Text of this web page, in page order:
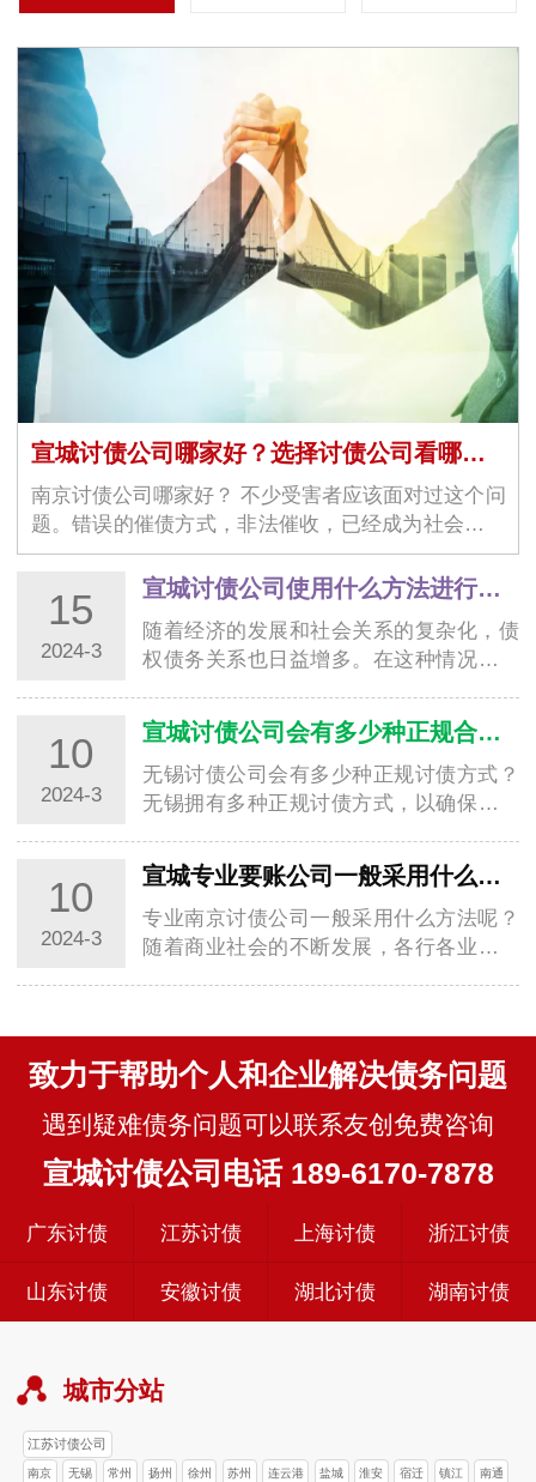
宣城讨债公司哪家好？选择讨债公司看哪几个方面？
南京讨债公司哪家好？ 不少受害者应该面对过这个问
题。错误的催债方式，非法催收，已经成为社会上一
大问题。当受害者觉得无…
15
2024-3
宣城讨债公司使用什么方法进行合法清收追账
随着经济的发展和社会关系的复杂化，债
权债务关系也日益增多。在这种情况下，
构，扮演…
10
2024-3
宣城讨债公司会有多少种正规合法要账方式？
无锡讨债公司会有多少种正规讨债方式？
无锡拥有多种正规讨债方式，以确保债务
绍无锡讨…
10
2024-3
宣城专业要账公司一般采用什么方法帮助债权人呢？
专业南京讨债公司一般采用什么方法呢？
随着商业社会的不断发展，各行各业都面
致力于帮助个人和企业解决债务问题
遇到疑难债务问题可以联系友创免费咨询
宣城讨债公司电话 189-6170-7878
广东讨债 江苏讨债 上海讨债 浙江讨债
山东讨债 安徽讨债 湖北讨债 湖南讨债
城市分站
江苏讨债公司
南京 无锡 常州 扬州 徐州 苏州 连云港 盐城 淮安 宿迁 镇江 南通